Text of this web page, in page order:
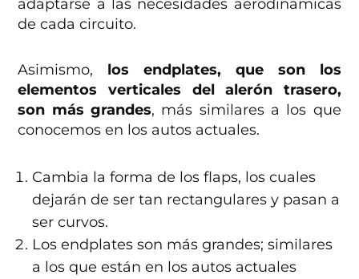
adaptarse a las necesidades aerodinámicas
de cada circuito.
Asimismo, los endplates, que son los
elementos verticales del alerón trasero,
son más grandes, más similares a los que
conocemos en los autos actuales.
Cambia la forma de los flaps, los cuales
dejarán de ser tan rectangulares y pasan a
ser curvos.
Los endplates son más grandes; similares
a los que están en los autos actuales